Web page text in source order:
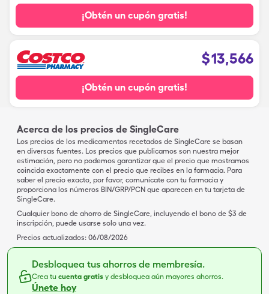
¡Obtén un cupón gratis!
$13,566
¡Obtén un cupón gratis!
Acerca de los precios de SingleCare
Los precios de los medicamentos recetados de SingleCare se basan
en diversas fuentes. Los precios que publicamos son nuestra mejor
estimación, pero no podemos garantizar que el precio que mostramos
coincida exactamente con el precio que recibes en la farmacia. Para
saber el precio exacto, por favor, comunícate con tu farmacia y
proporciona los números BIN/GRP/PCN que aparecen en tu tarjeta de
SingleCare.
Cualquier bono de ahorro de SingleCare, incluyendo el bono de $3 de
inscripción, puede usarse solo una vez.
Precios actualizados: 06/08/2026
Desbloquea tus ahorros de membresía.
Crea tu cuenta gratis y desbloquea aún mayores ahorros.
Únete hoy